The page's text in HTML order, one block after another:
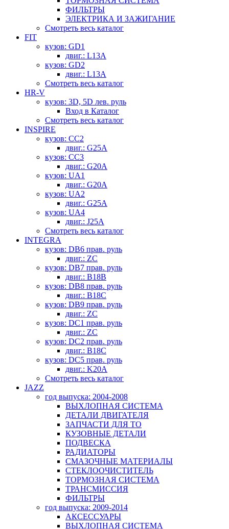
ФИЛЬТРЫ
ЭЛЕКТРИКА И ЗАЖИГАНИЕ
Смотреть весь каталог
FIT
кузов: GD1
двиг.: L13A
кузов: GD2
двиг.: L13A
Смотреть весь каталог
HR-V
кузов: 3D, 5D лев. руль
Вход в Каталог
Смотреть весь каталог
INSPIRE
кузов: CC2
двиг.: G25A
кузов: CC3
двиг.: G20A
кузов: UA1
двиг.: G20A
кузов: UA2
двиг.: G25A
кузов: UA4
двиг.: J25A
Смотреть весь каталог
INTEGRA
кузов: DB6 прав. руль
двиг.: ZC
кузов: DB7 прав. руль
двиг.: B18B
кузов: DB8 прав. руль
двиг.: B18C
кузов: DB9 прав. руль
двиг.: ZC
кузов: DC1 прав. руль
двиг.: ZC
кузов: DC2 прав. руль
двиг.: B18C
кузов: DC5 прав. руль
двиг.: K20A
Смотреть весь каталог
JAZZ
год выпуска: 2004-2008
ВЫХЛОПНАЯ СИСТЕМА
ДЕТАЛИ ДВИГАТЕЛЯ
ЗАПЧАСТИ ДЛЯ ТО
КУЗОВНЫЕ ДЕТАЛИ
ПОДВЕСКА
РАДИАТОРЫ
СМАЗОЧНЫЕ МАТЕРИАЛЫ
СТЕКЛООЧИСТИТЕЛЬ
ТОРМОЗНАЯ СИСТЕМА
ТРАНСМИССИЯ
ФИЛЬТРЫ
год выпуска: 2009-2014
АКСЕССУАРЫ
ВЫХЛОПНАЯ СИСТЕМА